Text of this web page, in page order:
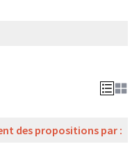
des propositions par :